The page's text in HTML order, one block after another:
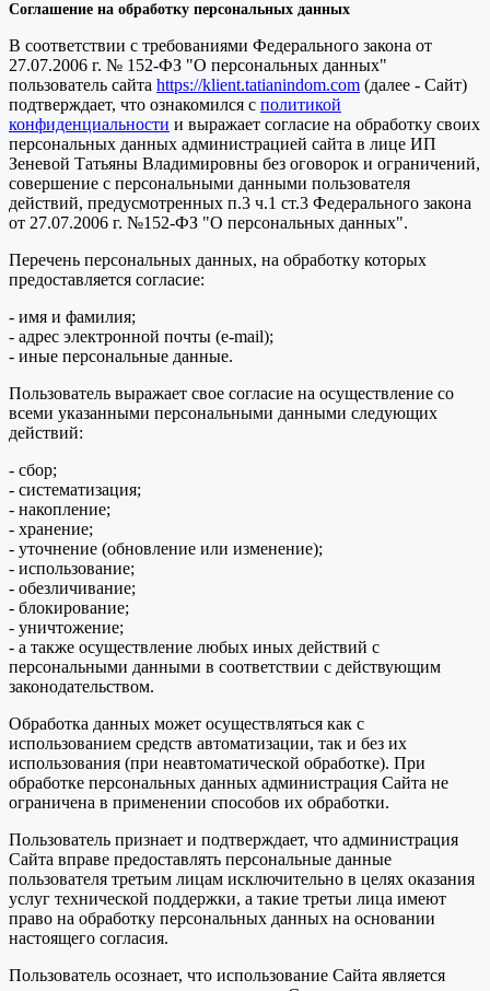
Соглашение на обработку персональных данных
В соответствии с требованиями Федерального закона от
27.07.2006 г. № 152-ФЗ "О персональных данных"
пользователь сайта https://klient.tatianindom.com (далее - Сайт)
подтверждает, что ознакомился с политикой
конфиденциальности и выражает согласие на обработку своих
персональных данных администрацией сайта в лице ИП
Зеневой Татьяны Владимировны без оговорок и ограничений,
совершение с персональными данными пользователя
действий, предусмотренных п.3 ч.1 ст.3 Федерального закона
от 27.07.2006 г. №152-ФЗ "О персональных данных".
Перечень персональных данных, на обработку которых
предоставляется согласие:
- имя и фамилия;
- адрес электронной почты (e-mail);
- иные персональные данные.
Пользователь выражает свое согласие на осуществление со
всеми указанными персональными данными следующих
действий:
- сбор;
- систематизация;
- накопление;
- хранение;
- уточнение (обновление или изменение);
- использование;
- обезличивание;
- блокирование;
- уничтожение;
- а также осуществление любых иных действий с
персональными данными в соответствии с действующим
законодательством.
Обработка данных может осуществляться как с
использованием средств автоматизации, так и без их
использования (при неавтоматической обработке). При
обработке персональных данных администрация Сайта не
ограничена в применении способов их обработки.
Пользователь признает и подтверждает, что администрация
Сайта вправе предоставлять персональные данные
пользователя третьим лицам исключительно в целях оказания
услуг технической поддержки, а такие третьи лица имеют
право на обработку персональных данных на основании
настоящего согласия.
Пользователь осознает, что использование Сайта является